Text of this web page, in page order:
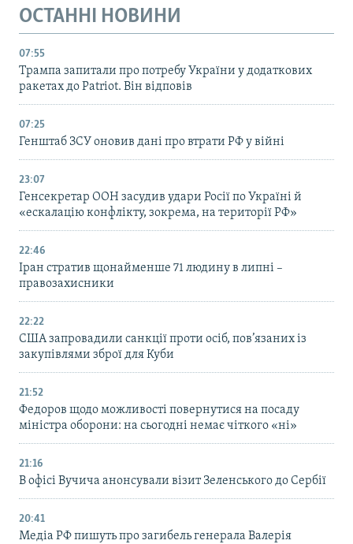
ОСТАННІ НОВИНИ
07:55
Трампа запитали про потребу України у додаткових
ракетах до Patriot. Він відповів
07:25
Генштаб ЗСУ оновив дані про втрати РФ у війні
23:07
Генсекретар ООН засудив удари Росії по Україні й
«ескалацію конфлікту, зокрема, на території РФ»
22:46
Іран стратив щонайменше 71 людину в липні –
правозахисники
22:22
США запровадили санкції проти осіб, пов’язаних із
закупівлями зброї для Куби
21:52
Федоров щодо можливості повернутися на посаду
міністра оборони: на сьогодні немає чіткого «ні»
21:16
В офісі Вучича анонсували візит Зеленського до Сербії
20:41
Медіа РФ пишуть про загибель генерала Валерія